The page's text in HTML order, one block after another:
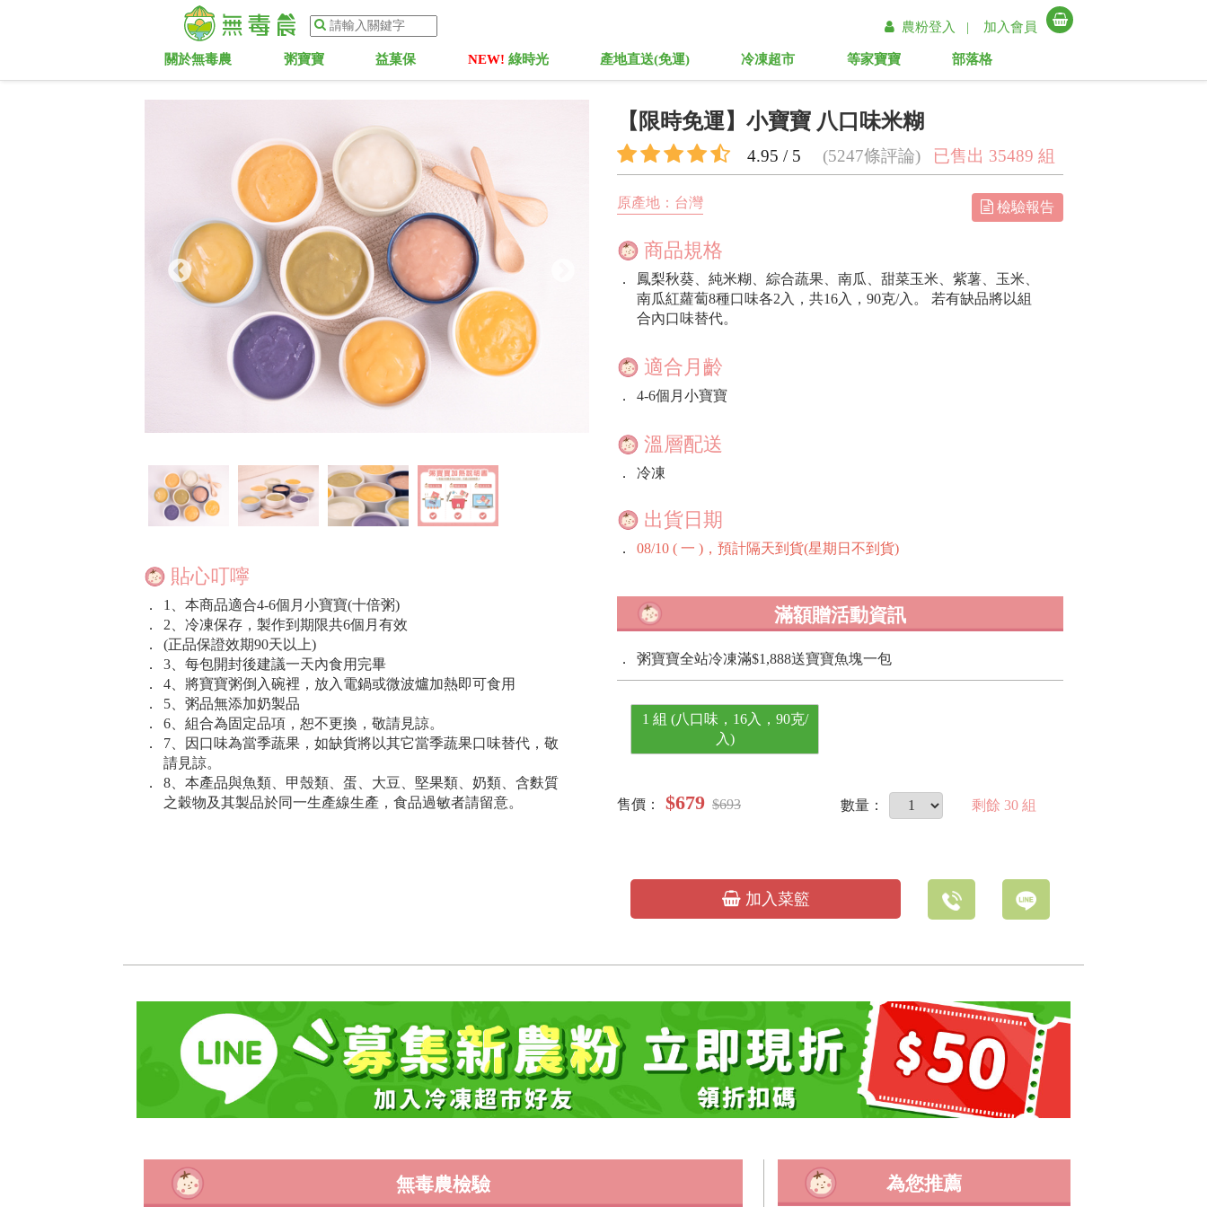
農粉登入 | 加入會員
關於無毒農 粥寶寶 益菓保 NEW! 綠時光 產地直送(免運) 冷凍超市 等家寶寶 部落格
貼心叮嚀
．
1、本商品適合4-6個月小寶寶(十倍粥)
．
2、冷凍保存，製作到期限共6個月有效
．
(正品保證效期90天以上)
．
3、每包開封後建議一天內食用完畢
．
4、將寶寶粥倒入碗裡，放入電鍋或微波爐加熱即可食用
．
5、粥品無添加奶製品
．
6、組合為固定品項，恕不更換，敬請見諒。
．
7、因口味為當季蔬果，如缺貨將以其它當季蔬果口味替代，敬
請見諒。
．
8、本產品與魚類、甲殼類、蛋、大豆、堅果類、奶類、含麩質
之穀物及其製品於同一生產線生產，食品過敏者請留意。
【限時免運】小寶寶 八口味米糊
4.95 / 5 (5247條評論) 已售出 35489 組
原產地：台灣 檢驗報告
商品規格
．
鳳梨秋葵、純米糊、綜合蔬果、南瓜、甜菜玉米、紫薯、玉米、
南瓜紅蘿蔔8種口味各2入，共16入，90克/入。 若有缺品將以組
合內口味替代。
適合月齡
． 4-6個月小寶寶
溫層配送
． 冷凍
出貨日期
． 08/10 ( 一 )，預計隔天到貨(星期日不到貨)
滿額贈活動資訊
． 粥寶寶全站冷凍滿$1,888送寶寶魚塊一包
1 組 (八口味，16入，90克/
入)
售價： $679 $693 數量： 剩餘 30組
加入菜籃
無毒農檢驗 為您推薦